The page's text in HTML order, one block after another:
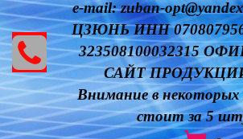
e-mail: zuban-
ЦЗЮНЬ ИНН
323508100032315
САЙТ
Внимание в некоторых
стоит за 5